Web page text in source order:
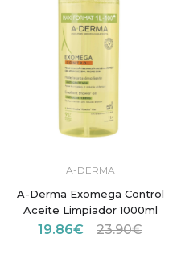
A-DERMA
A-Derma Exomega Control
Aceite Limpiador 1000ml
19.86€ 23.90€